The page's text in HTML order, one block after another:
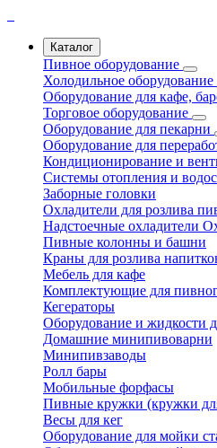
Каталог
Пивное оборудование
Холодильное оборудование
Оборудование для кафе,
Торговое оборудование
Оборудование для пекарни
Оборудование для
Кондиционирование и
Системы отопления и
Заборные головки
Охладители для розлива
Надстоечные охладители
Пивные колонны и башни
Краны для розлива
Мебель для кафе
Комплектующие для
Кегераторы
Оборудование и жидкости
Домашние минипивоварни
Минипивзаводы
Ролл бары
Мобильные форфасы
Пивные кружки (кружки
Весы для кег
Оборудование для мойки